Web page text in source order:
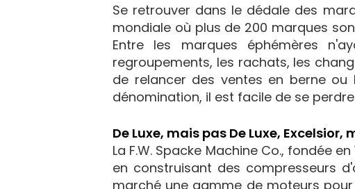
Se retrouver dans le dédale des
mondiale où plus de 200 marques
Entre les marques éphémères
regroupements, les rachats, les
de relancer des ventes en berne
dénomination, il est facile de se
De Luxe, mais pas De Luxe, Excelsior,
La F.W. Spacke Machine Co., fondée
en construisant des compresseurs
marché une gamme de moteurs